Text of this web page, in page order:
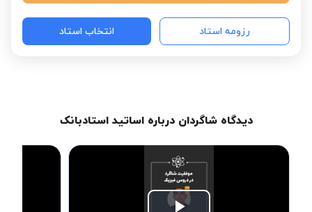
رزومه استاد انتخاب استاد
دیدگاه شاگردان درباره اساتید استادبانک